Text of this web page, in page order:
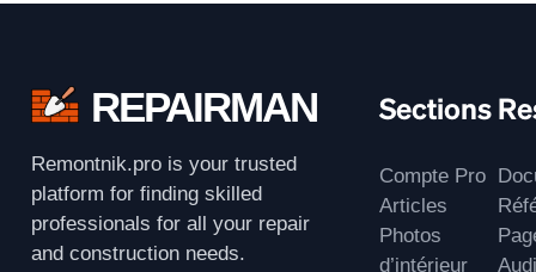
REPAIRMAN
Remontnik.pro is your trusted
platform for finding skilled
professionals for all your repair
and construction needs.
Sections
Compte Pro
Articles
Photos
d’intérieur